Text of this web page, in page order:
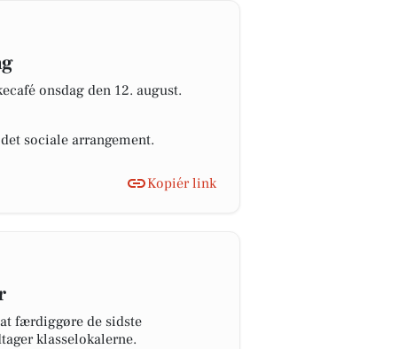
onsdag den 12. august.
sociale arrangement.
Kopiér link
færdiggøre de sidste
klasselokalerne.